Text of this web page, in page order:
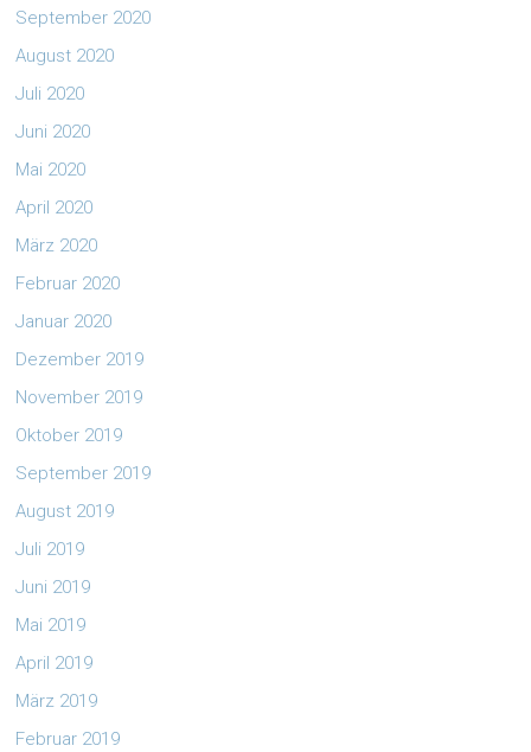
September 2020
August 2020
Juli 2020
Juni 2020
Mai 2020
April 2020
März 2020
Februar 2020
Januar 2020
Dezember 2019
November 2019
Oktober 2019
September 2019
August 2019
Juli 2019
Juni 2019
Mai 2019
April 2019
März 2019
Februar 2019